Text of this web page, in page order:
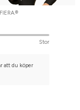
Stor
att du köper